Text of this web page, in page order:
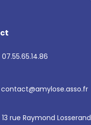
07.55.65.14.86
contact@amylose.asso.fr
13 rue Raymond Losserand